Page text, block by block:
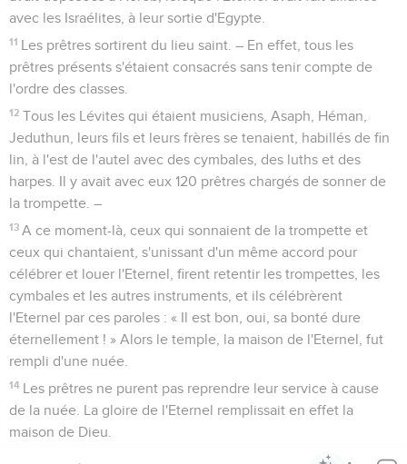
être ni comptés ni recensés.
place, dans le sanctuaire du temple, dans le lieu très saint,
sous les ailes des chérubins.
Les chérubins avaient les ailes étendues sur l’emplacement
occupé par l'arche et ils couvraient le coffre et ses barres.
9
On avait donné aux barres une longueur telle que leurs
extrémités se voyaient à une certaine distance de l'arche,
devant le sanctuaire, mais pas de l’extérieur. Telle a été la
place de l'arche jusqu'à aujourd’hui.
Il n'y avait dans l'arche que les deux tables que Moïse y
avait déposées à Horeb, lorsque l'Eternel avait fait alliance
avec les Israélites, à leur sortie d'Egypte.
11 Les prêtres sortirent du lieu saint. – En effet, tous les
prêtres présents s'étaient consacrés sans tenir compte de
l'ordre des classes.
12 Tous les Lévites qui étaient musiciens, Asaph, Héman,
Jeduthun, leurs fils et leurs frères se tenaient, habillés de fin
lin, à l'est de l'autel avec des cymbales, des luths et des
harpes. Il y avait avec eux 120 prêtres chargés de sonner de